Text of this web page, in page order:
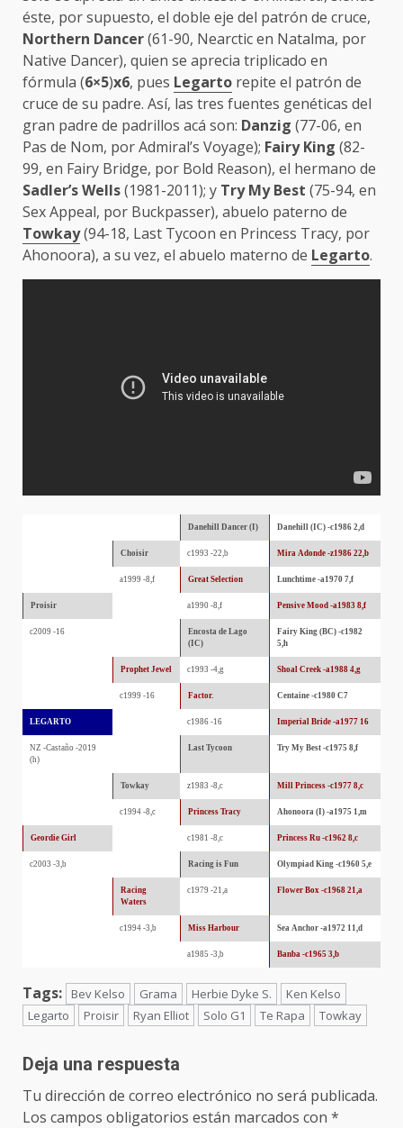
éste, por supuesto, el doble eje del patrón de cruce,
Northern Dancer(61-90, Nearctic en Natalma, por
Native Dancer), quien se aprecia triplicado en
fórmula (6×5)x6, pues Legarto repite el patrón de
cruce de su padre. Así, las tres fuentes genéticas del
gran padre de padrillos acá son: Danzig (77-06, en
Pas de Nom, por Admiral’s Voyage); Fairy King (82-
99, en Fairy Bridge, por Bold Reason), el hermano de
Sadler’s Wells(1981-2011); y Try My Best (75-94, en
Sex Appeal, por Buckpasser), abuelo paterno de
Towkay(94-18, Last Tycoon en Princess Tracy, por
Ahonoora), a su vez, el abuelo materno de Legarto.
Danehill Dancer (I) Danehill (IC) -c1986 2,d
Choisir c1993 -22,b Mira Adonde -z1986 22,b
a1999 -8,f Great Selection Lunchtime -a1970 7,f
Proisir a1990 -8,f Pensive Mood -a1983 8,f
c2009 -16
Encosta de Lago
(IC)
Fairy King (BC) -c1982
5,h
Prophet Jewel c1993 -4,g Shoal Creek -a1988 4,g
c1999 -16 Factor. Centaine -c1980 C7
LEGARTO c1986 -16 Imperial Bride -a1977 16
NZ -Castaño -2019
(h)
Last Tycoon Try My Best -c1975 8,f
Towkay z1983 -8,c Mill Princess -c1977 8,c
c1994 -8,c Princess Tracy Ahonoora (I) -a1975 1,m
Geordie Girl c1981 -8,c Princess Ru -c1962 8,c
c2003 -3,b Racing is Fun Olympiad King -c1960 5,e
Racing
Waters
c1979 -21,a Flower Box -c1968 21,a
c1994 -3,b Miss Harbour Sea Anchor -a1972 11,d
a1985 -3,b Banba -c1965 3,b
Tags: Bev Kelso Grama Herbie Dyke S.
Ken Kelso
Legarto
Proisir Ryan Elliot Solo G1 Te Rapa Towkay
Deja una respuesta
Tu dirección de correo electrónico no será publicada.
Los campos obligatorios están marcados con *